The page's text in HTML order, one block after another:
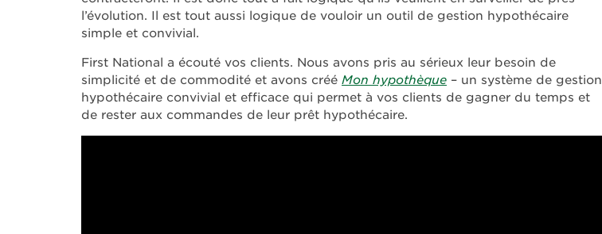
l’évolution. Il est tout aussi logique de vouloir un outil de gestion hypothécaire
simple et convivial.
First National a écouté vos clients. Nous avons pris au sérieux leur besoin de
simplicité et de commodité et avons créé Mon hypothèque – un système de gestion
hypothécaire convivial et efficace qui permet à vos clients de gagner du temps et
de rester aux commandes de leur prêt hypothécaire.